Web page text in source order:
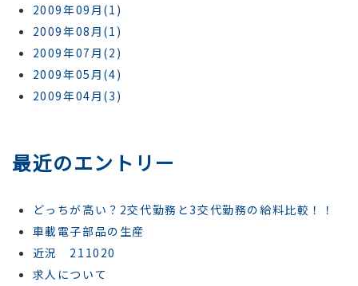
2009年09月(1)
2009年08月(1)
2009年07月(2)
2009年05月(4)
2009年04月(3)
最近のエントリー
どっちが高い？2交代勤務と3交代勤務の給料比較！！
車載電子部品の生産
近況 211020
求人について